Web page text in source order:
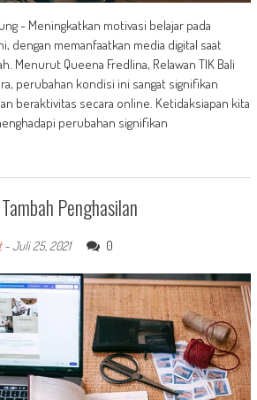
- Meningkatkan motivasi belajar pada
dengan memanfaatkan media digital saat
Menurut Queena Fredlina, Relawan TIK Bali
perubahan kondisi ini sangat signifikan
beraktivitas secara online. Ketidaksiapan kita
perubahan signifikan
Penghasilan
-Juli 25, 2021 0